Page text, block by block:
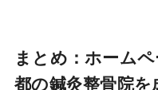
まとめ：ホーム
都の鍼灸整骨院を